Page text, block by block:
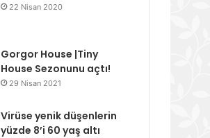
22 Nisan 2020
Gorgor House |Tiny
House Sezonunu açtı!
29 Nisan 2021
Virüse yenik düşenlerin
yüzde 8’i 60 yaş altı